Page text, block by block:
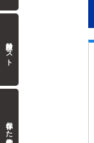
検討中リスト
保存した検索条件